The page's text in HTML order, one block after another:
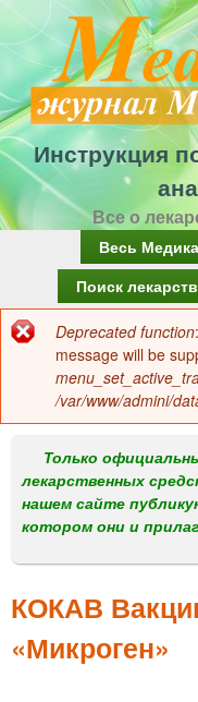
к
Инструкция
Все о
а
в
о
м
е
н
Весь
Поиск лекарств
Сообщение
об
ошибке
Deprecated function
message will be
/var/www/admini/
Только
лекарственных
нашем сайте
котором они и
КОКАВ
«Микроген»